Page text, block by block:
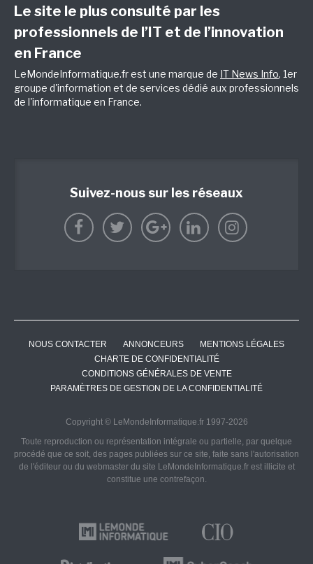
Le site le plus consulté par les
professionnels de l’IT et de l’innovation
en France
LeMondeInformatique.fr est une marque de IT News Info, 1er
groupe d'information et de services dédié aux professionnels
de l'informatique en France.
Suivez-nous sur les réseaux
NOUS CONTACTER ANNONCEURS
MENTIONS LÉGALES
CHARTE DE CONFIDENTIALITÉ
CONDITIONS GÉNÉRALES DE VENTE
PARAMÈTRES DE GESTION DE LA CONFIDENTIALITÉ
Copyright © LeMondeInformatique.fr 1997-2026
Toute reproduction ou représentation intégrale ou partielle, par quelque
procédé que ce soit, des pages publiées sur ce site, faite sans l'autorisation
de l'éditeur ou du webmaster du site LeMondeInformatique.fr est illicite et
constitue une contrefaçon.